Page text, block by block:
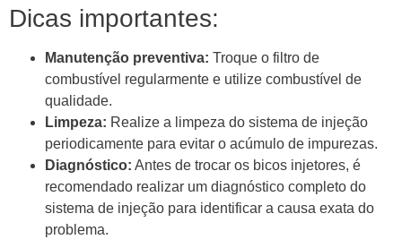
Dicas importantes:
Manutenção preventiva: Troque o filtro de
combustível regularmente e utilize combustível de
qualidade.
Limpeza: Realize a limpeza do sistema de injeção
periodicamente para evitar o acúmulo de impurezas.
Diagnóstico: Antes de trocar os bicos injetores, é
recomendado realizar um diagnóstico completo do
sistema de injeção para identificar a causa exata do
problema.